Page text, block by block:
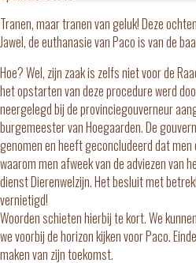
Tranen, maar tranen van geluk! Deze
Jawel, de euthanasie van Paco is van de
Hoe? Wel, zijn zaak is zelfs niet voor de
het opstarten van deze procedure werd
neergelegd bij de provinciegouverneur
burgemeester van Hoegaarden. De
genomen en heeft geconcludeerd dat men
waarom men afweek van de adviezen van
dienst Dierenwelzijn. Het besluit met
vernietigd!
Woorden schieten hierbij te kort. We
we voorbij de horizon kijken voor Paco.
maken van zijn toekomst.